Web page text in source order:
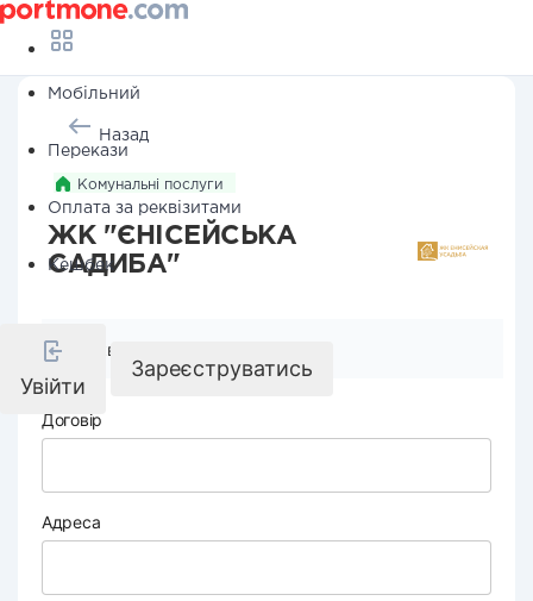
Мобільний
Перекази
Оплата за реквізитами
Кешбек
Увійти
Зареєструватись
Назад
Комунальні послуги
ЖК "ЄНІСЕЙСЬКА
САДИБА"
Реквізити компанії
Договір
Адреса